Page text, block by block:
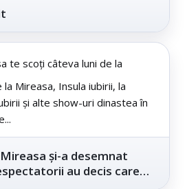
te scoți câteva luni de la
Mireasa, Insula iubirii, la
și alte show-uri dinastea în
și-a desemnat
au decis care